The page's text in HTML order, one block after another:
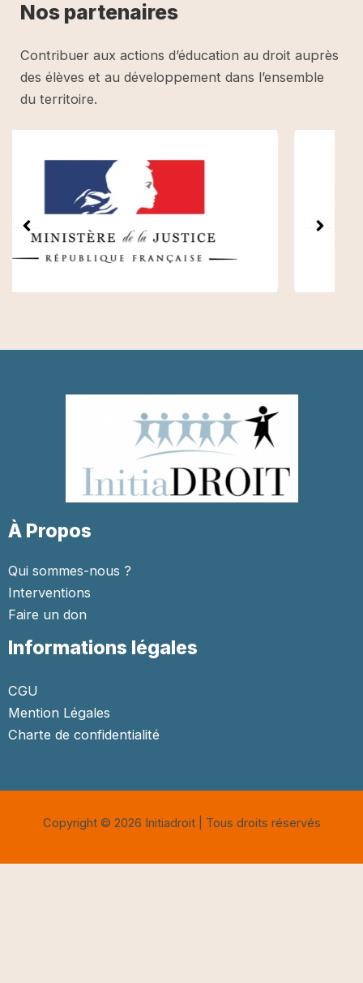
Nos partenaires
Contribuer aux actions d’éducation au droit auprès
des élèves et au développement dans l’ensemble
du territoire.
À Propos
Qui sommes-nous ?
Interventions
Faire un don
Informations légales
CGU
Mention Légales
Charte de confidentialité
Copyright © 2026 Initiadroit | Tous droits réservés